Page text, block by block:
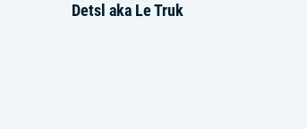
Detsl aka Le Truk